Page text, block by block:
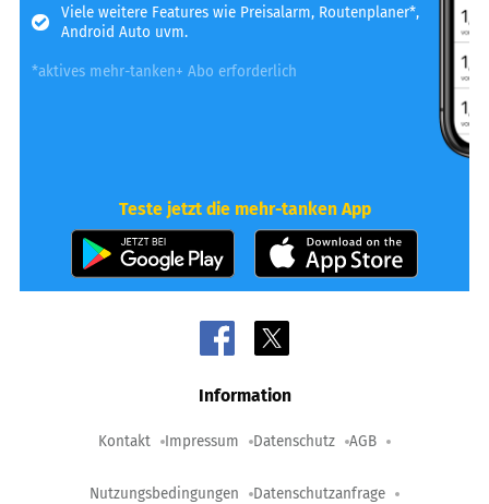
Viele weitere Features wie Preisalarm, Routenplaner*,
Android Auto uvm.
*aktives mehr-tanken+ Abo erforderlich
Teste jetzt die mehr-tanken App
Information
Kontakt Impressum Datenschutz AGB
Nutzungsbedingungen Datenschutzanfrage